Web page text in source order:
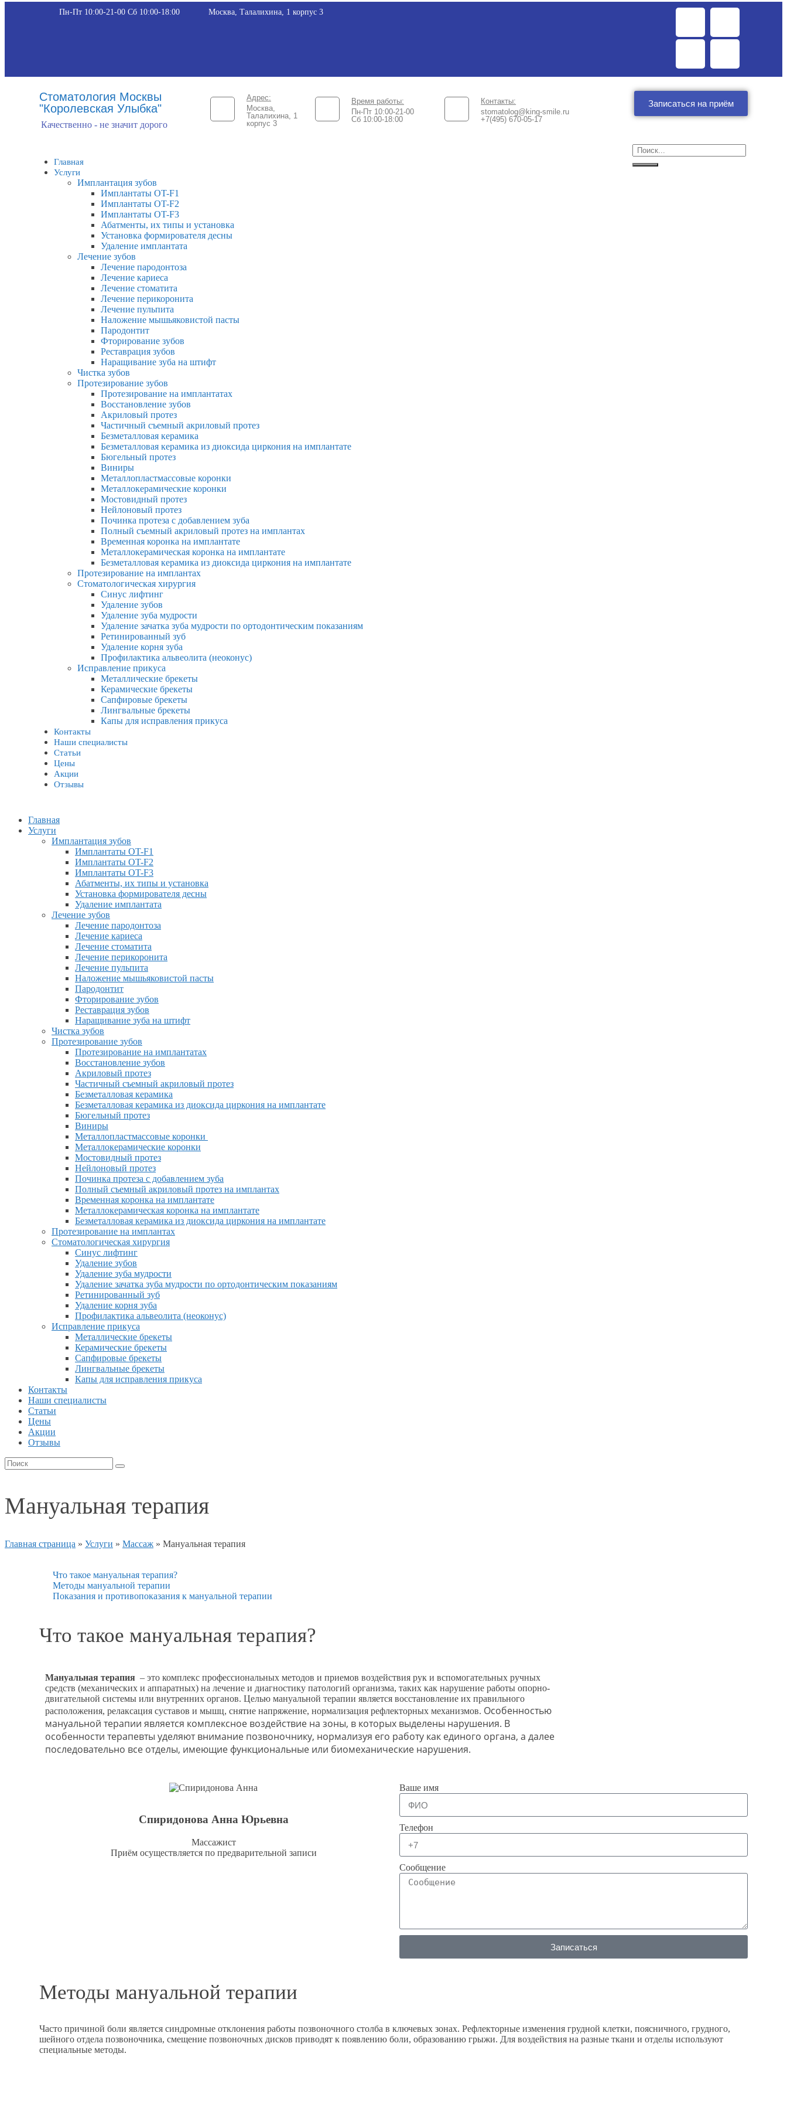
Пн-Пт 10:00-21-00 Сб 10:00-18:00​ Москва, Талалихина, 1 корпус 3
Стоматология Москвы
"Королевская Улыбка"
Качественно - не значит дорого
Адрес:
Москва,
Талалихина, 1
корпус 3
Время работы:
Пн-Пт 10:00-21-00
Сб 10:00-18:00​
Контакты:
stomatolog@king-smile.ru
+7(495) 670-05-17
Записаться на приём
Главная
Услуги
Имплантация зубов
Имплантаты OT-F1
Имплантаты OT-F2
Имплантаты OT-F3
Абатменты, их типы и установка
Установка формирователя десны
Удаление имплантата
Лечение зубов
Лечение пародонтоза
Лечение кариеса
Лечение стоматита
Лечение перикоронита
Лечение пульпита
Наложение мышьяковистой пасты
Пародонтит
Фторирование зубов
Реставрация зубов
Наращивание зуба на штифт
Чистка зубов
Протезирование зубов
Протезирование на имплантатах
Восстановление зубов
Акриловый протез
Частичный съемный акриловый протез
Безметалловая керамика
Безметалловая керамика из диоксида циркония на имплантате
Бюгельный протез
Виниры
Металлопластмассовые коронки
Металлокерамические коронки
Мостовидный протез
Нейлоновый протез
Починка протеза с добавлением зуба
Полный съемный акриловый протез на имплантах
Временная коронка на имплантате
Металлокерамическая коронка на имплантате
Безметалловая керамика из диоксида циркония на имплантате
Протезирование на имплантах
Стоматологическая хирургия
Синус лифтинг
Удаление зубов
Удаление зуба мудрости
Удаление зачатка зуба мудрости по ортодонтическим показаниям
Ретинированный зуб
Удаление корня зуба
Профилактика альвеолита (неоконус)
Исправление прикуса
Металлические брекеты
Керамические брекеты
Сапфировые брекеты
Лингвальные брекеты
Капы для исправления прикуса
Контакты
Наши специалисты
Статьи
Цены
Акции
Отзывы
Главная
Услуги
Имплантация зубов
Имплантаты OT-F1
Имплантаты OT-F2
Имплантаты OT-F3
Абатменты, их типы и установка
Установка формирователя десны
Удаление имплантата
Лечение зубов
Лечение пародонтоза
Лечение кариеса
Лечение стоматита
Лечение перикоронита
Лечение пульпита
Наложение мышьяковистой пасты
Пародонтит
Фторирование зубов
Реставрация зубов
Наращивание зуба на штифт
Чистка зубов
Протезирование зубов
Протезирование на имплантатах
Восстановление зубов
Акриловый протез
Частичный съемный акриловый протез
Безметалловая керамика
Безметалловая керамика из диоксида циркония на имплантате
Бюгельный протез
Виниры
Металлопластмассовые коронки
Металлокерамические коронки
Мостовидный протез
Нейлоновый протез
Починка протеза с добавлением зуба
Полный съемный акриловый протез на имплантах
Временная коронка на имплантате
Металлокерамическая коронка на имплантате
Безметалловая керамика из диоксида циркония на имплантате
Протезирование на имплантах
Стоматологическая хирургия
Синус лифтинг
Удаление зубов
Удаление зуба мудрости
Удаление зачатка зуба мудрости по ортодонтическим показаниям
Ретинированный зуб
Удаление корня зуба
Профилактика альвеолита (неоконус)
Исправление прикуса
Металлические брекеты
Керамические брекеты
Сапфировые брекеты
Лингвальные брекеты
Капы для исправления прикуса
Контакты
Наши специалисты
Статьи
Цены
Акции
Отзывы
Мануальная терапия
Главная страница » Услуги » Массаж » Мануальная терапия
Что такое мануальная терапия?
Методы мануальной терапии
Показания и противопоказания к мануальной терапии
Что такое мануальная терапия?
Мануальная терапия – это комплекс профессиональных методов и приемов воздействия рук и вспомогательных ручных
средств (механических и аппаратных) на лечение и диагностику патологий организма, таких как нарушение работы опорно-
двигательной системы или внутренних органов. Целью мануальной терапии является восстановление их правильного
расположения, релаксация суставов и мышц, снятие напряжение, нормализация рефлекторных механизмов. Особенностью
мануальной терапии является комплексное воздействие на зоны, в которых выделены нарушения. В
особенности терапевты уделяют внимание позвоночнику, нормализуя его работу как единого органа, а далее
последовательно все отделы, имеющие функциональные или биомеханические нарушения.
Спиридонова Анна Юрьевна
Массажист
Приём осуществляется по предварительной записи
Ваше имя
Телефон
Сообщение
Записаться
Методы мануальной терапии
Часто причиной боли является синдромные отклонения работы позвоночного столба в ключевых зонах. Рефлекторные изменения грудной клетки, поясничного, грудного,
шейного отдела позвоночника, смещение позвоночных дисков приводят к появлению боли, образованию грыжи. Для воздействия на разные ткани и отделы используют
специальные методы.